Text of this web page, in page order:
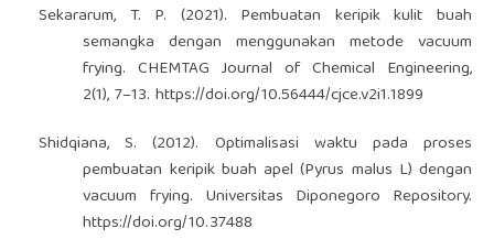
Sekararum, T. P. (2021). Pembuatan keripik kulit buah
semangka dengan menggunakan metode vacuum
frying. CHEMTAG Journal of Chemical Engineering,
2(1), 7–13.https://doi.org/10.56444/cjce.v2i1.1899
Shidqiana, S. (2012). Optimalisasi waktu pada proses
pembuatan keripik buah apel (Pyrus malus L) dengan
vacuum frying. Universitas Diponegoro Repository.
https://doi.org/10.37488